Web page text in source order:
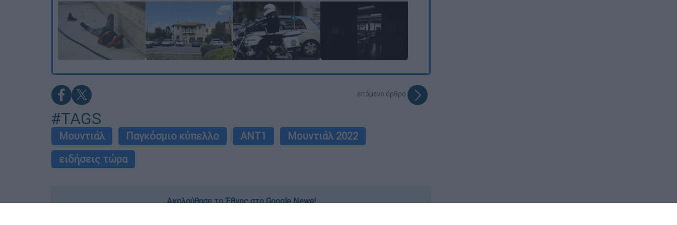
επόμενο άρθρο
#TAGS
Μουντιάλ Παγκόσμιο κύπελλο ANT1
Μουντιάλ 2022
ειδήσεις τώρα
Ακολούθησε το Έθνος στο Google News!